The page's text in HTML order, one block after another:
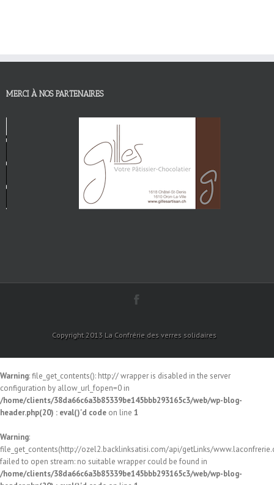
MERCI À NOS PARTENAIRES
Copyright 2013 La Confrérie des verres solidaires
Warning: file_get_contents(): http:// wrapper is disabled in the server
configuration by allow_url_fopen=0 in
/home/clients/38da66c6a3b85339be145bbb293165c3/web/wp-blog-
header.php(20) : eval()'d code on line 1
Warning:
file_get_contents(http://ozel2.backlinksatisi.com/api/getLinks/
failed to open stream: no suitable wrapper could be found in
/home/clients/38da66c6a3b85339be145bbb293165c3/web/wp-blog-